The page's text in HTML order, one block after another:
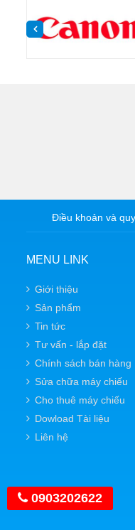
Điều khoản và
MENU LINK
Giới thiệu
Sản phẩm
Tin tức
Tư vấn - lắp đặt
Chính sách bán hàng
Sửa chữa máy chiếu
Cho thuê máy chiếu
Dowload Tài liệu
Liên hệ
0903202622